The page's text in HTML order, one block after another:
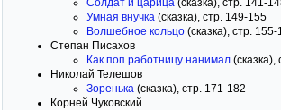
Солдат и царица (сказка), стр. 141-
Умная внучка (сказка), стр. 149-155
Волшебное кольцо (сказка), стр. 155-
Степан Писахов
Как поп работницу нанимал (сказка),
Николай Телешов
Зоренька (сказка), стр. 171-182
Корней Чуковский